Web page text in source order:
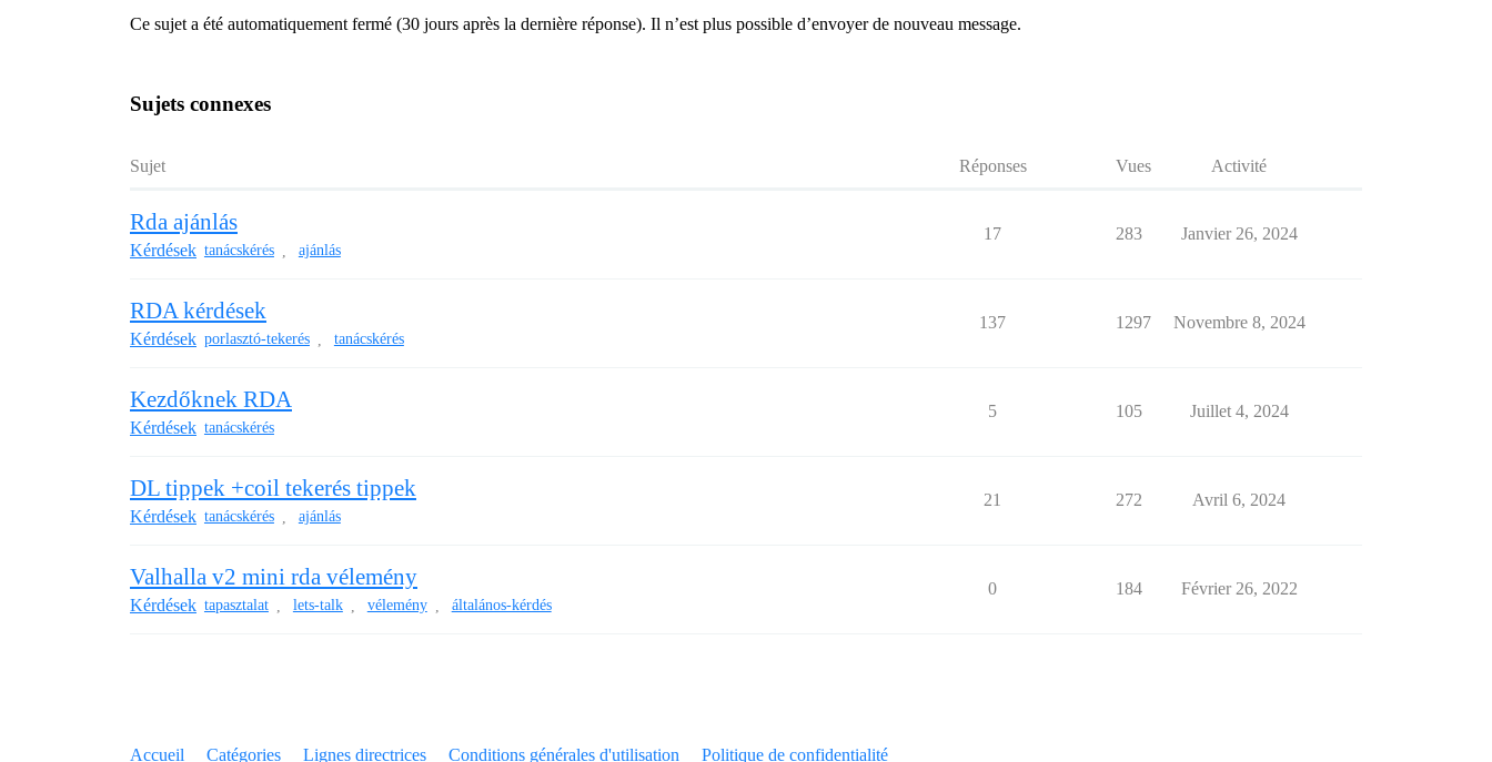
Ce sujet a été automatiquement fermé (30 jours après la dernière réponse). Il n’est plus possible d’envoyer de nouveau message.
Sujets connexes
Sujet Réponses Vues Activité
Rda ajánlás
Kérdések tanácskérés ajánlás
17 283 Janvier 26, 2024
RDA kérdések
Kérdések porlasztó-tekerés tanácskérés
137 1297 Novembre 8, 2024
Kezdőknek RDA
Kérdések tanácskérés
5 105 Juillet 4, 2024
DL tippek +coil tekerés tippek
Kérdések tanácskérés ajánlás
21 272 Avril 6, 2024
Valhalla v2 mini rda vélemény
Kérdések tapasztalat lets-talk vélemény általános-kérdés
0 184 Février 26, 2022
Accueil Catégories Lignes directrices Conditions générales d'utilisation Politique de confidentialité